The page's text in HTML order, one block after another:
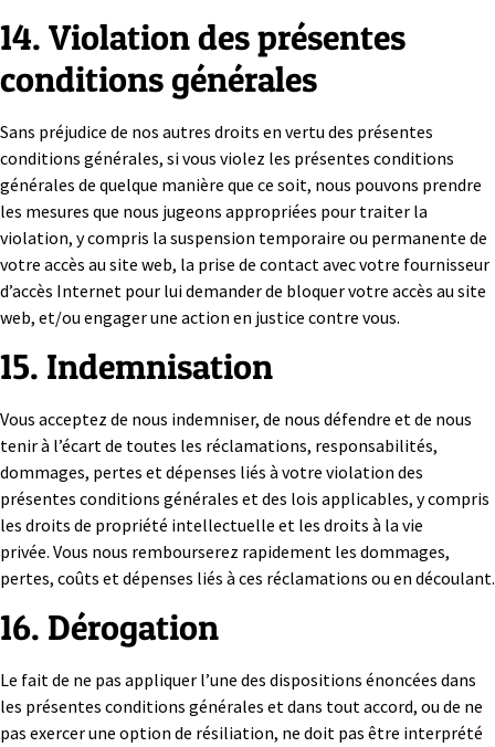
14. Violation des présentes
conditions générales
Sans préjudice de nos autres droits en vertu des présentes
conditions générales, si vous violez les présentes conditions
générales de quelque manière que ce soit, nous pouvons prendre
les mesures que nous jugeons appropriées pour traiter la
violation, y compris la suspension temporaire ou permanente de
votre accès au site web, la prise de contact avec votre fournisseur
d’accès Internet pour lui demander de bloquer votre accès au site
web, et/ou engager une action en justice contre vous.
15. Indemnisation
Vous acceptez de nous indemniser, de nous défendre et de nous
tenir à l’écart de toutes les réclamations, responsabilités,
dommages, pertes et dépenses liés à votre violation des
présentes conditions générales et des lois applicables, y compris
les droits de propriété intellectuelle et les droits à la vie
privée. Vous nous rembourserez rapidement les dommages,
pertes, coûts et dépenses liés à ces réclamations ou en découlant.
16. Dérogation
Le fait de ne pas appliquer l’une des dispositions énoncées dans
les présentes conditions générales et dans tout accord, ou de ne
pas exercer une option de résiliation, ne doit pas être interprété